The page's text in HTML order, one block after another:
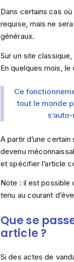
Dans certains cas où
requise, mais ne
généraux.
Sur un site
En quelques mois,
Ce
tout le monde
A partir d’une
devenu
et spécifier l’article
Note : il est possible
tenu au courant
Que se
article ?
Si des actes de